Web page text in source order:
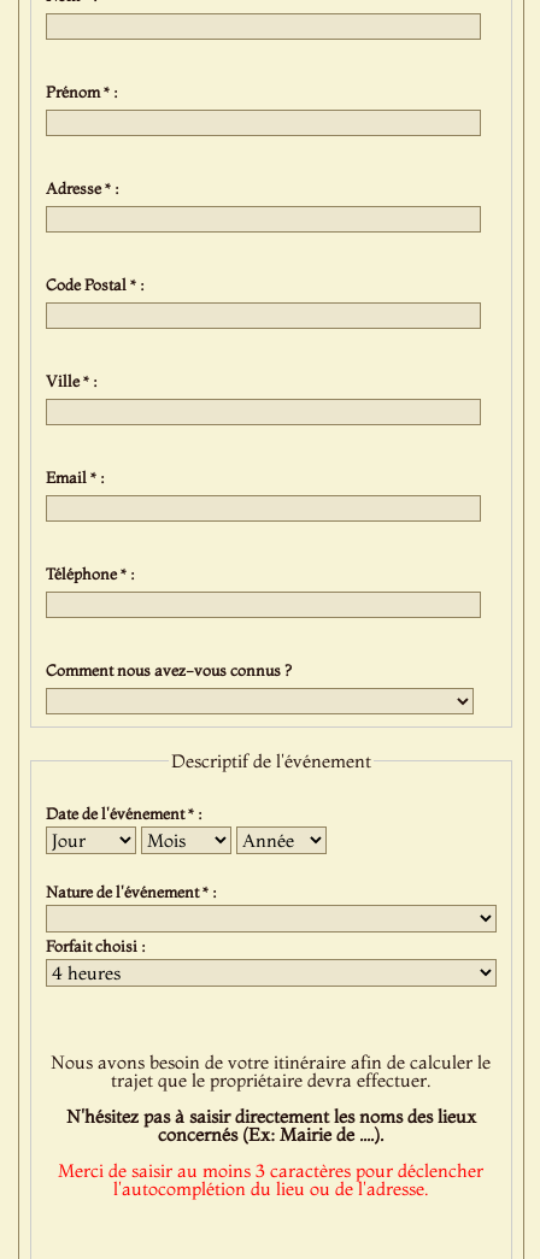
Prénom * :
Adresse * :
Code Postal * :
Ville * :
Email * :
Téléphone * :
Comment nous avez-vous connus ?
Descriptif de l'événement
Date de l'événement * :
Jour Mois Année
Nature de l'événement * :
Forfait choisi :
Nous avons besoin de votre itinéraire afin de calculer le
trajet que le propriétaire devra effectuer.
N'hésitez pas à saisir directement les noms des lieux
concernés (Ex: Mairie de ....).
Merci de saisir au moins 3 caractères pour déclencher
l'autocomplétion du lieu ou de l'adresse.